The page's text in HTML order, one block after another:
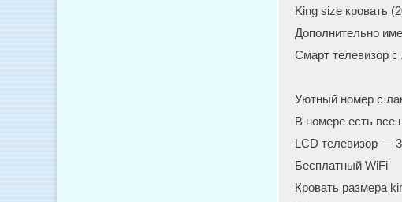
King size кровать
Дополнительно
Смарт телевизор
Уютный номер с
В номере есть все
LCD телевизор —
Бесплатный WiFi
Кровать размера